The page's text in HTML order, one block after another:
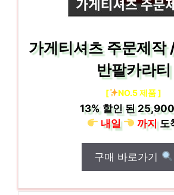
가게티셔츠 주문제작
반팔카라티
[ NO.5 제품 ]
13% 할인 된
내일
까지도
구매 바로가기